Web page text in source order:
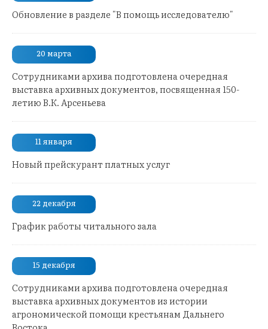
Обновление в разделе "В помощь исследователю"
20 марта
Сотрудниками архива подготовлена очередная
выставка архивных документов, посвященная 150-
летию В.К. Арсеньева
11 января
Новый прейскурант платных услуг
22 декабря
График работы читального зала
15 декабря
Сотрудниками архива подготовлена очередная
выставка архивных документов из истории
агрономической помощи крестьянам Дальнего